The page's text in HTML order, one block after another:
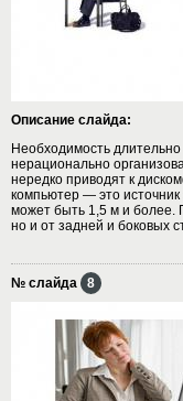
Описание слайда:
Необходимость длительно
нерационально
нередко приводят к
компьютер — это источник
может быть 1,5 м и более.
но и от задней и боковых
№ слайда 8